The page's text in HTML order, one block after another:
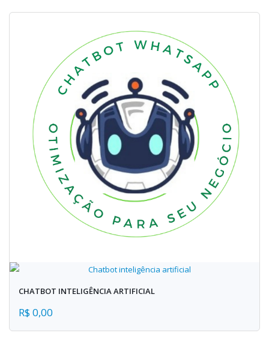
CHATBOT INTELIGÊNCIA ARTIFICIAL
R$ 0,00